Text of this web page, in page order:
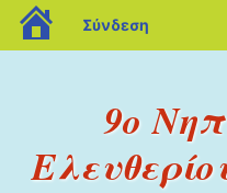
9o
blogs.sch.gr
Σύνδεση